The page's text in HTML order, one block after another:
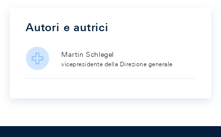
Autori e autrici
Martin Schlegel
vicepresidente della Direzione generale